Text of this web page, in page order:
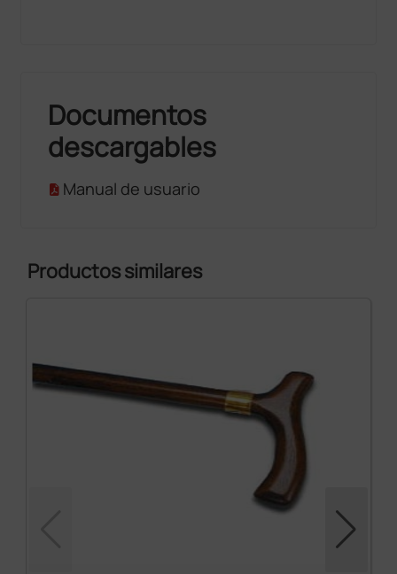
Documentos
descargables
Manual de usuario
Productos similares